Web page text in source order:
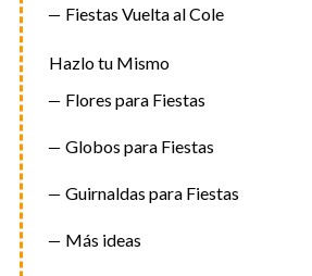
Fiestas Vuelta al Cole
Hazlo tu Mismo
Flores para Fiestas
Globos para Fiestas
Guirnaldas para Fiestas
Más ideas